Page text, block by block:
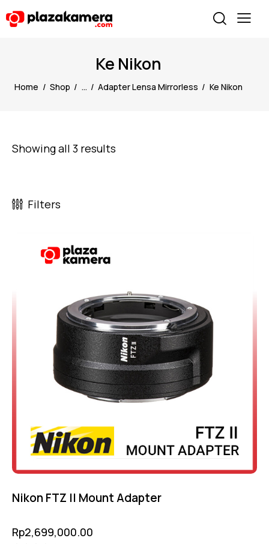
Ke Nikon
Home Shop ... Adapter Lensa Mirrorless Ke Nikon
Showing all 3 results
Filters
Nikon FTZ II Mount Adapter
Rp2,699,000.00